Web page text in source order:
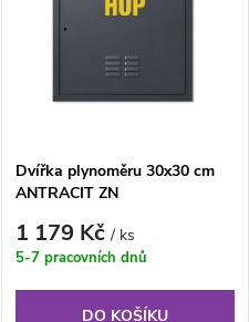
Dvířka plynoměru 30x30 cm
ANTRACIT ZN
1 179 Kč/ ks
5-7 pracovních dnů
DO KOŠÍKU